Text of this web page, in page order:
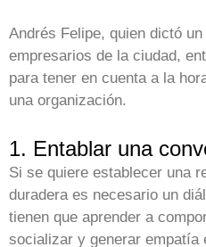
Andrés Felipe, quien dictó
empresarios de la ciudad,
para tener en cuenta a la
una organización.
1. Entablar una
Si se quiere establecer una
duradera es necesario un
tienen que aprender a
socializar y generar empatía